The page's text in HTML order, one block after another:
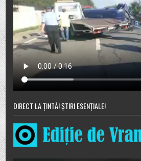
DIRECT LA ȚINTĂ! ȘTIRI ESENȚIALE!